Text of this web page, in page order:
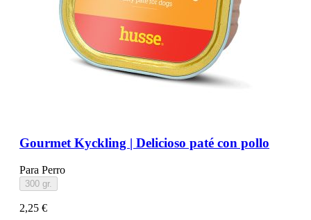
Gourmet Kyckling | Delicioso paté con pollo
Para Perro
300 gr.
2,25 €